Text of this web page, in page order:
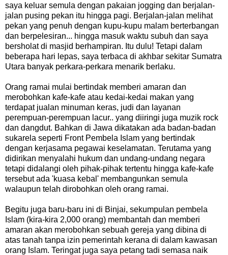
saya keluar semula dengan pakaian jogging dan berjalan-
jalan pusing pekan itu hingga pagi. Berjalan-jalan melihat
pekan yang penuh dengan kupu-kupu malam berterbangan
dan berpelesiran... hingga masuk waktu subuh dan saya
bersholat di masjid berhampiran. Itu dulu! Tetapi dalam
beberapa hari lepas, saya terbaca di akhbar sekitar Sumatra
Utara banyak perkara-perkara menarik berlaku.
Orang ramai mulai bertindak memberi amaran dan
merobohkan kafe-kafe atau kedai-kedai makan yang
terdapat jualan minuman keras, judi dan layanan
perempuan-perempuan lacur.. yang diiringi juga muzik rock
dan dangdut. Bahkan di Jawa dikatakan ada badan-badan
sukarela seperti Front Pembela Islam yang bertindak
dengan kerjasama pegawai keselamatan. Terutama yang
didirikan menyalahi hukum dan undang-undang negara
tetapi didalangi oleh pihak-pihak tertentu hingga kafe-kafe
tersebut ada 'kuasa kebal' membangunkan semula
walaupun telah dirobohkan oleh orang ramai.
Begitu juga baru-baru ini di Binjai, sekumpulan pembela
Islam (kira-kira 2,000 orang) membantah dan memberi
amaran akan merobohkan sebuah gereja yang dibina di
atas tanah tanpa izin pemerintah kerana di dalam kawasan
orang Islam. Teringat juga saya petang tadi semasa naik